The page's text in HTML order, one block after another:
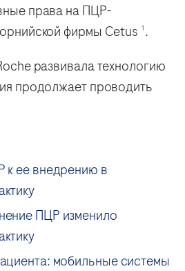
права на ПЦР-
фирмы Cetus 1 .
развивала технологию
продолжает проводить
к ее внедрению в
ПЦР изменило
мобильные системы